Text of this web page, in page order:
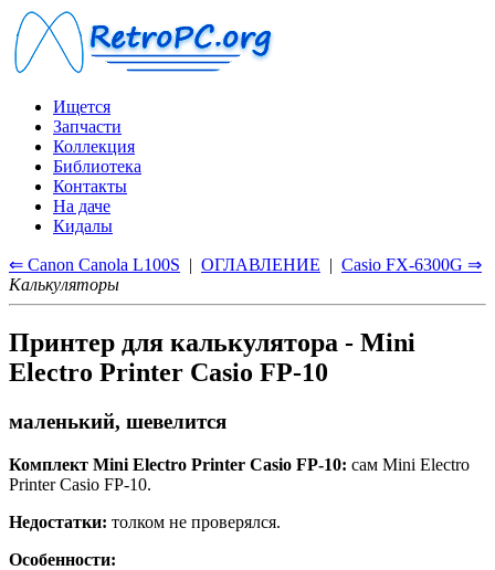
Ищется
Запчасти
Коллекция
Библиотека
Контакты
На даче
Кидалы
⇐ Canon Canola L100S | ОГЛАВЛЕНИЕ | Casio FX-6300G ⇒
Калькуляторы
Принтер для калькулятора - Mini
Electro Printer Casio FP-10
маленький, шевелится
Комплект Mini Electro Printer Casio FP-10: сам Mini Electro
Printer Casio FP-10.
Недостатки: толком не проверялся.
Особенности: